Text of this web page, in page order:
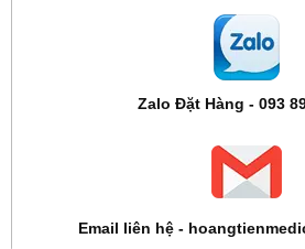
Zalo Đặt Hàng - 093
Email liên hệ -